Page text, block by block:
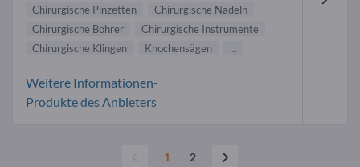
Chirurgische Pinzetten
Chirurgische Nadeln
Chirurgische Bohrer
Chirurgische Instrumente
Chirurgische Klingen
Knochensägen ...
Weitere Informationen-
Produkte des Anbieters
1 2